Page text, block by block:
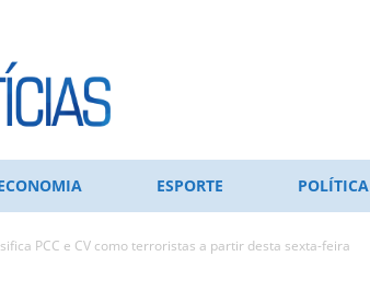
ESPORTE POLÍTICA
PCC e CV como terroristas a partir desta sexta-feira